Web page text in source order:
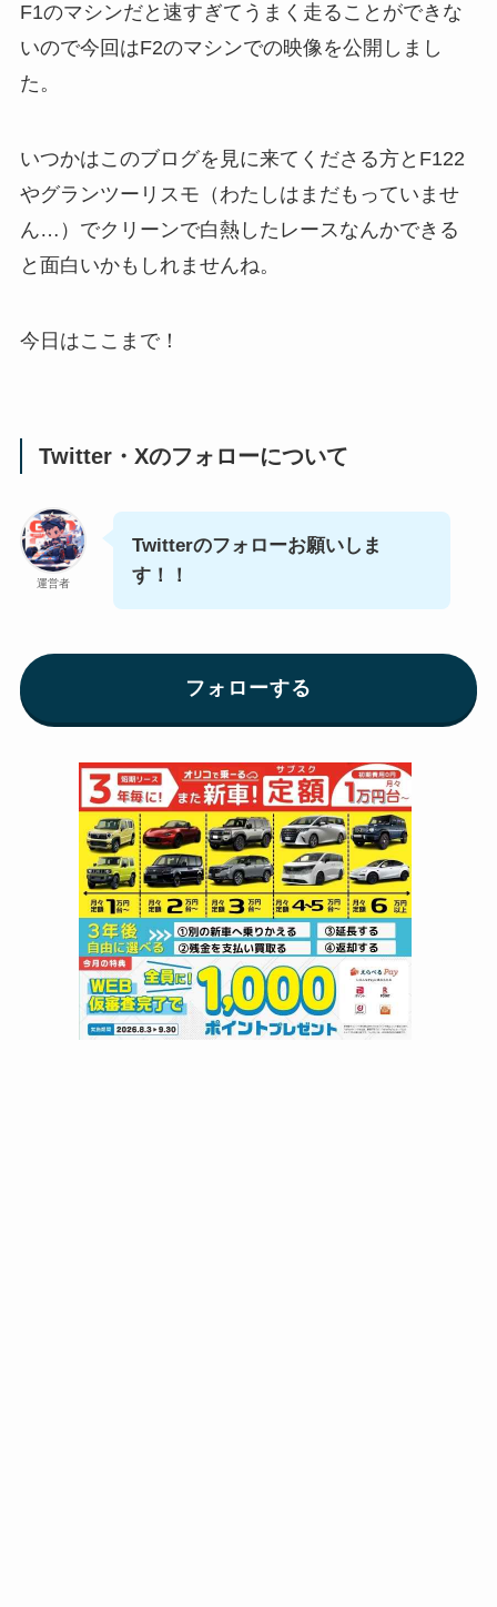
F1のマシンだと速すぎてうまく走ることができな
いので今回はF2のマシンでの映像を公開しまし
た。
いつかはこのブログを見に来てくださる方とF122
やグランツーリスモ（わたしはまだもっていませ
ん…）でクリーンで白熱したレースなんかできる
と面白いかもしれませんね。
今日はここまで！
Twitter・Xのフォローについて
運営者
Twitterのフォローお願いしま
す！！
フォローする